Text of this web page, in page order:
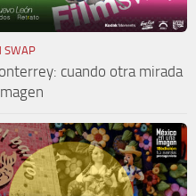
SWAP
cuando otra mirada